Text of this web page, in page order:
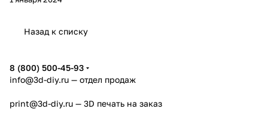
Назад к списку
8 (800) 500-45-93
info@3d-diy.ru — отдел продаж
print@3d-diy.ru — 3D печать на заказ